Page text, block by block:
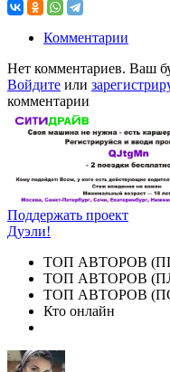
Комментарии
Нет комментариев. Ваш
Войдите или
комментарии
Поддержать проект
Дуэли!
ТОП АВТОРОВ
ТОП АВТОРОВ
ТОП АВТОРОВ
Кто онлайн